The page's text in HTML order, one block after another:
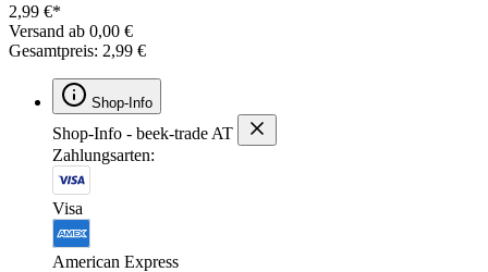
2,99 €*
Versand ab 0,00 €
Gesamtpreis: 2,99 €
Shop-Info
Shop-Info - beek-trade AT
Zahlungsarten:
Visa
American Express